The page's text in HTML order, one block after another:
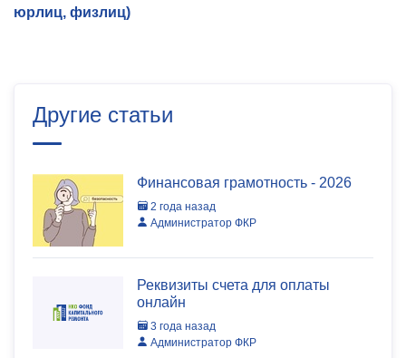
юрлиц, физлиц)
Другие статьи
Финансовая грамотность - 2026
2 года назад
Администратор ФКР
Реквизиты счета для оплаты
онлайн
3 года назад
Администратор ФКР